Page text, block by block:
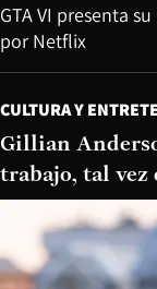
GTA VI presenta
por Netflix
CULTURA Y
Gillian
trabajo, tal vez